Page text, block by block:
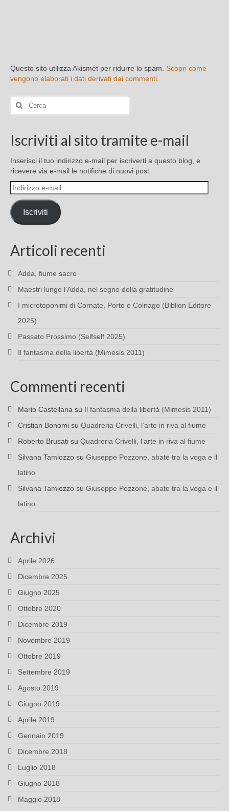
Questo sito utilizza Akismet per ridurre lo spam. Scopri come
vengono elaborati i dati derivati dai commenti
Cerca:
Iscriviti al sito tramite e-mail
Inserisci il tuo indirizzo e-mail per iscriverti a questo blog, e
ricevere via e-mail le notifiche di nuovi post.
Indirizzo
e-
mail
Iscriviti
Articoli recenti
Adda, fiume sacro
Maestri lungo l’Adda, nel segno della gratitudine
I microtoponimi di Cornate, Porto e Colnago (Biblion Editore
2025)
Passato Prossimo (Selfself 2025)
Il fantasma della libertà (Mimesis 2011)
Commenti recenti
Mario Castellana su Il fantasma della libertà (Mimesis 2011)
Cristian Bonomi su Quadreria Crivelli, l’arte in riva al fiume
Roberto Brusati su Quadreria Crivelli, l’arte in riva al fiume
Silvana Tamiozzo su Giuseppe Pozzone, abate tra la voga e il
latino
Silvana Tamiozzo su Giuseppe Pozzone, abate tra la voga e il
latino
Archivi
Aprile 2026
Dicembre 2025
Giugno 2025
Ottobre 2020
Dicembre 2019
Novembre 2019
Ottobre 2019
Settembre 2019
Agosto 2019
Giugno 2019
Aprile 2019
Gennaio 2019
Dicembre 2018
Luglio 2018
Giugno 2018
Maggio 2018